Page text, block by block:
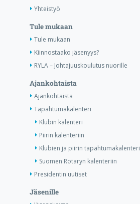
Yhteistyö
Tule mukaan
Tule mukaan
Kiinnostaako jäsenyys?
RYLA – Johtajuuskoulutus nuorille
Ajankohtaista
Ajankohtaista
Tapahtumakalenteri
Klubin kalenteri
Piirin kalenteriin
Klubien ja piirin tapahtumakalenteri
Suomen Rotaryn kalenteriin
Presidentin uutiset
Jäsenille